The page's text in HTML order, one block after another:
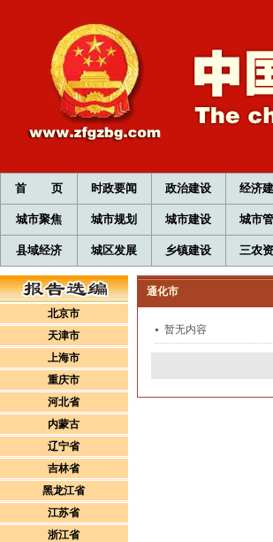
首 页 时政要闻 政治建设 经济
城市聚焦 城市规划 城市建设 城市
县域经济 城区发展 乡镇建设 三农
北京市
天津市
上海市
重庆市
河北省
内蒙古
辽宁省
吉林省
黑龙江省
江苏省
浙江省
通化市
暂无内容